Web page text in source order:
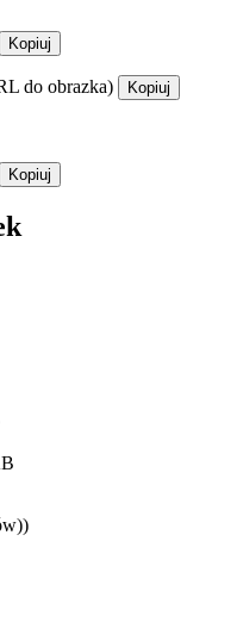
Kopiuj
do obrazka) Kopiuj
Kopiuj